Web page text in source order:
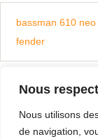
Nous
Nous utilisons
de navigation,
bassman 610
fender